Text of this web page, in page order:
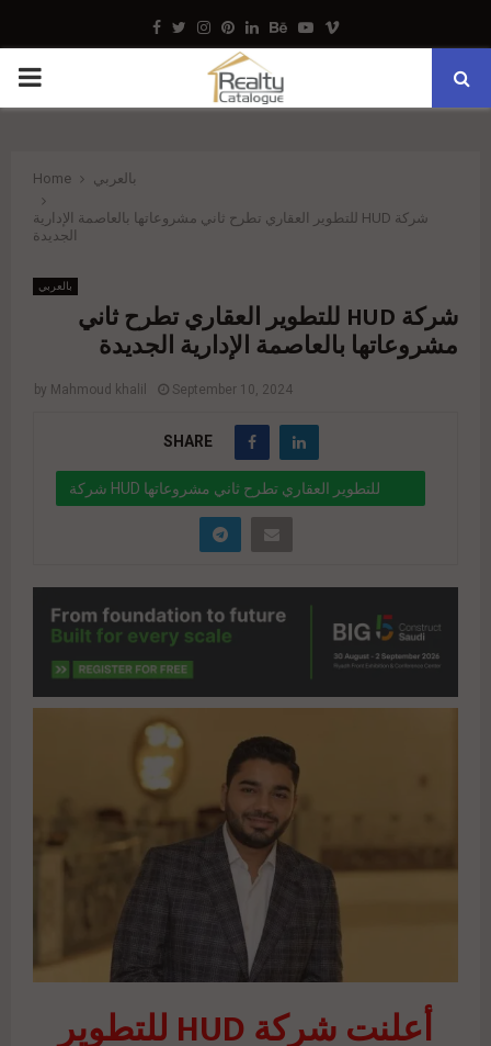
Facebook
TwitterInstagram
Pinterest
LinkedinBehance
Youtube
Vimeo
PRIMARY
Home بالعربي
شركة HUD للتطوير العقاري تطرح ثاني مشروعاتها بالعاصمة الإدارية
الجديدة
بالعربي
شركة HUD للتطوير العقاري تطرح ثاني
مشروعاتها بالعاصمة الإدارية الجديدة
by Mahmoud khalil September 10, 2024
SHARE
شركة HUD للتطوير العقاري تطرح ثاني مشروعاتها
بالعاصمة الإدارية الجديدة
eg.net/%d8%b4%d8%b1%d9%83%d8%a9-hud-
%d9%84%d9%84%d8%aa%d8%b7%d9%88%d9%
8a%d8%b1-
b1%d9%8a-%d8%aa%d8%b7%d8%b1%d8%ad-
%d8%ab%d8%a7%d9%86%d9%8a-
%d9%85%d8%b4%d8%b1%d9%88%d8%b9/"
أعلنت شركة HUD للتطوير